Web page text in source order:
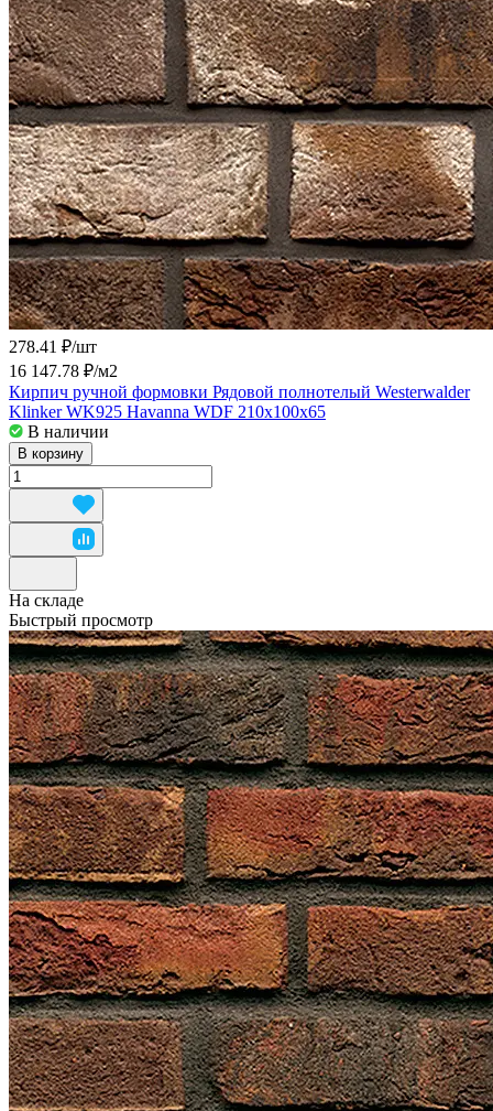
278.41 ₽/шт
16 147.78 ₽/м2
Кирпич ручной формовки Рядовой полнотелый Westerwalder
Klinker WK925 Havanna WDF 210x100x65
В наличии
В корзину
На складе
Быстрый просмотр